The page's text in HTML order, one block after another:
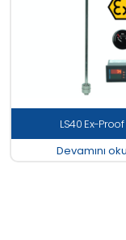
LS40 Ex-Proof
Devamını oku